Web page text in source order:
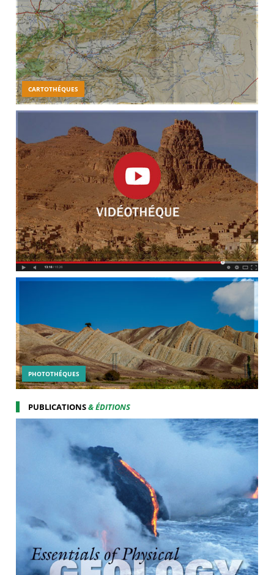
CARTOTHÉQUES
PHOTOTHÉQUES
PUBLICATIONS& ÉDITIONS